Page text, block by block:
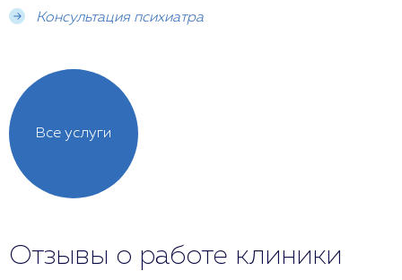
Консультация психиатра
Все услуги
Отзывы о работе клиники